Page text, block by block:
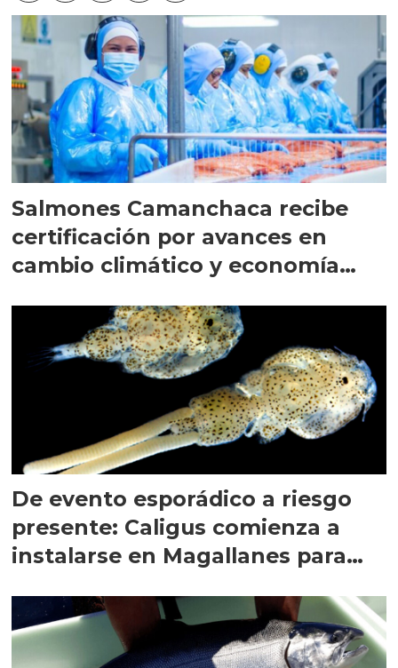
Salmones Camanchaca recibe
certificación por avances en
cambio climático y economía
De evento esporádico a riesgo
presente: Caligus comienza a
instalarse en Magallanes para